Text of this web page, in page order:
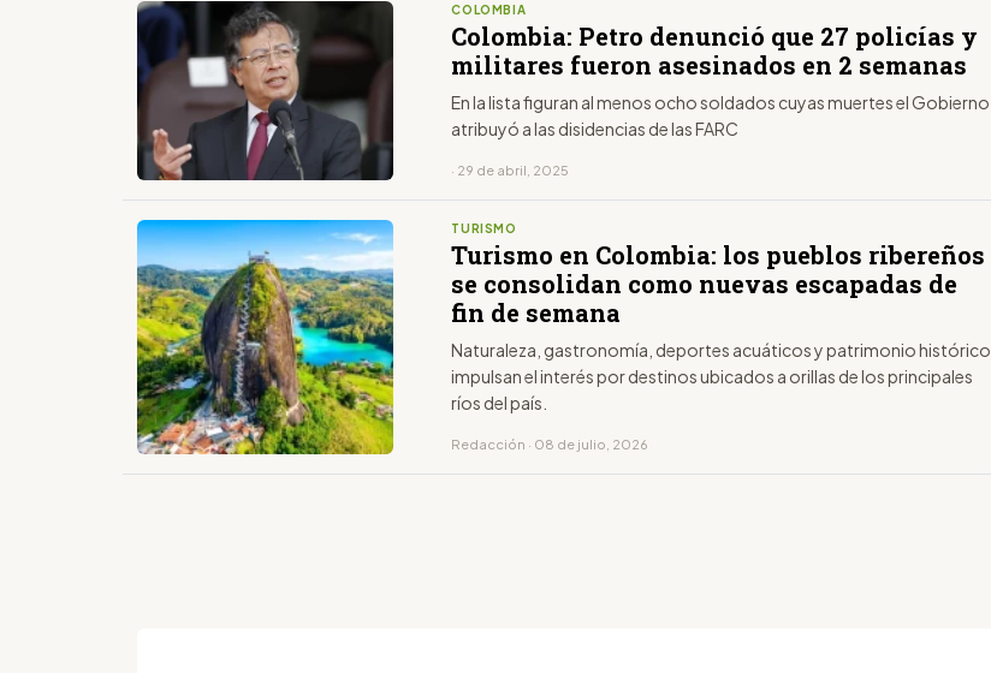
COLOMBIA
Colombia: Petro denunció que 27 policías y
militares fueron asesinados en 2 semanas
En la lista figuran al menos ocho soldados cuyas muertes el Gobierno
atribuyó a las disidencias de las FARC
· 29 de abril, 2025
TURISMO
Turismo en Colombia: los pueblos ribereños
se consolidan como nuevas escapadas de
fin de semana
Naturaleza, gastronomía, deportes acuáticos y patrimonio histórico
impulsan el interés por destinos ubicados a orillas de los principales
ríos del país.
Redacción · 08 de julio, 2026